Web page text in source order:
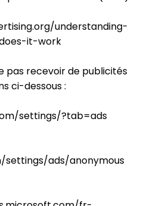
understanding-
it-work
pas recevoir de publicités
ci-dessous :
settings/?tab=ads
ads/anonymous